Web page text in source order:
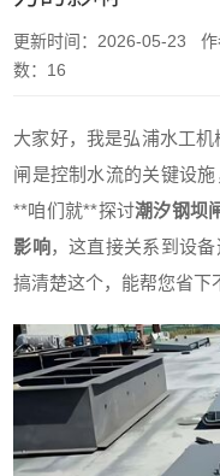
更新时间：2026-05-23
数：16
大家好，我是弘浦水工
闸是控制水流的关键设
**咱们就**探讨潮汐钢坝
影响，这直接关系到设备
搞清楚这个，能帮您省下